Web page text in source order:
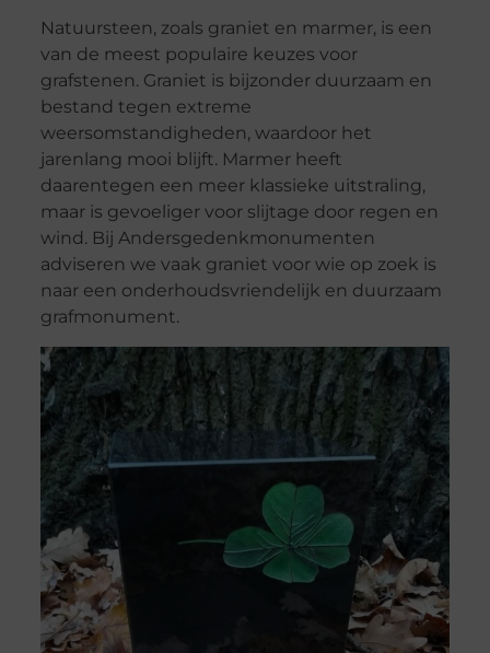
Natuursteen, zoals graniet en marmer, is een
van de meest populaire keuzes voor
grafstenen. Graniet is bijzonder duurzaam en
bestand tegen extreme
weersomstandigheden, waardoor het
jarenlang mooi blijft. Marmer heeft
daarentegen een meer klassieke uitstraling,
maar is gevoeliger voor slijtage door regen en
wind. Bij Andersgedenkmonumenten
adviseren we vaak graniet voor wie op zoek is
naar een onderhoudsvriendelijk en duurzaam
grafmonument.